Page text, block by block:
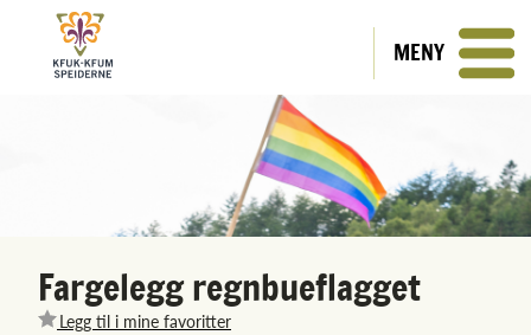
MENY
Fargelegg regnbueflagget
Legg til i mine favoritter